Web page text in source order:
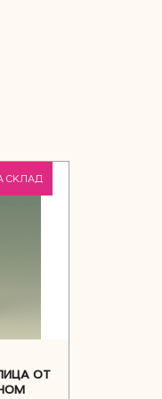
СКЛАД
ОТ